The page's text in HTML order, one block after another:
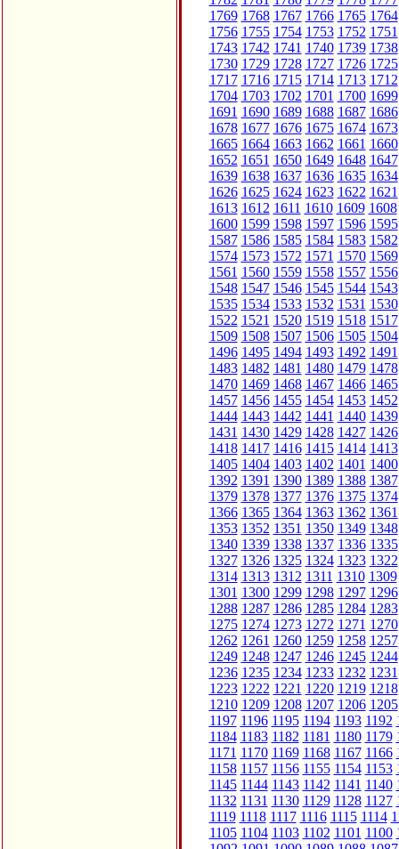
1769 1768 1767 1766 1765 1764
1756 1755 1754 1753 1752 1751
1743 1742 1741 1740 1739 1738
1730 1729 1728 1727 1726 1725
1717 1716 1715 1714 1713 1712
1704 1703 1702 1701 1700 1699
1691 1690 1689 1688 1687 1686
1678 1677 1676 1675 1674 1673
1665 1664 1663 1662 1661 1660
1652 1651 1650 1649 1648 1647
1639 1638 1637 1636 1635 1634
1626 1625 1624 1623 1622 1621
1613 1612 1611 1610 1609 1608
1600 1599 1598 1597 1596 1595
1587 1586 1585 1584 1583 1582
1574 1573 1572 1571 1570 1569
1561 1560 1559 1558 1557 1556
1548 1547 1546 1545 1544 1543
1535 1534 1533 1532 1531 1530
1522 1521 1520 1519 1518 1517
1509 1508 1507 1506 1505 1504
1496 1495 1494 1493 1492 1491
1483 1482 1481 1480 1479 1478
1470 1469 1468 1467 1466 1465
1457 1456 1455 1454 1453 1452
1444 1443 1442 1441 1440 1439
1431 1430 1429 1428 1427 1426
1418 1417 1416 1415 1414 1413
1405 1404 1403 1402 1401 1400
1392 1391 1390 1389 1388 1387
1379 1378 1377 1376 1375 1374
1366 1365 1364 1363 1362 1361
1353 1352 1351 1350 1349 1348
1340 1339 1338 1337 1336 1335
1327 1326 1325 1324 1323 1322
1314 1313 1312 1311 1310 1309
1301 1300 1299 1298 1297 1296
1288 1287 1286 1285 1284 1283
1275 1274 1273 1272 1271 1270
1262 1261 1260 1259 1258 1257
1249 1248 1247 1246 1245 1244
1236 1235 1234 1233 1232 1231
1223 1222 1221 1220 1219 1218
1210 1209 1208 1207 1206 1205
1197 1196 1195 1194 1193 1192
1184 1183 1182 1181 1180 1179
1171 1170 1169 1168 1167 1166
1158 1157 1156 1155 1154 1153
1145 1144 1143 1142 1141 1140
1132 1131 1130 1129 1128 1127
1119 1118 1117 1116 1115 1114
1105 1104 1103 1102 1101 1100